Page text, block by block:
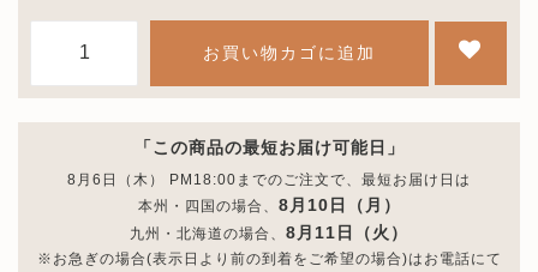
お買い物カゴに追加
「この商品の最短お届け可能日」
8月6日（木） PM18:00までのご注文で、最短お届け日は
本州・四国の場合、 8月10日（月）
九州・北海道の場合、 8月11日（火）
※お急ぎの場合(表示日より前の到着をご希望の場合)はお電話にて